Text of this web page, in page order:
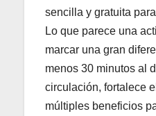
sencilla y gratuita
Lo que parece una
marcar una gran
menos 30 minutos al
circulación, fortalece
múltiples beneficios